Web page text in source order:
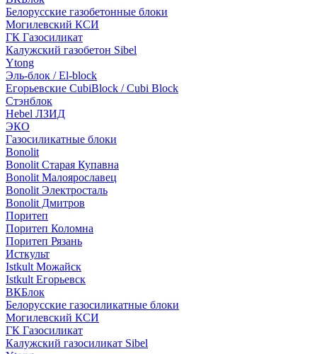
Белорусские газобетонные блоки
Могилевский КСИ
ГК Газосиликат
Калужский газобетон Sibel
Ytong
Эль-блок / El-block
Егорьевские CubiBlock / Cubi Block
Стэнблок
Hebel ЛЗИД
ЭКО
Газосиликатные блоки
Bonolit
Bonolit Старая Купавна
Bonolit Малоярославец
Bonolit Электросталь
Bonolit Дмитров
Поритеп
Поритеп Коломна
Поритеп Рязань
Исткульт
Istkult Можайск
Istkult Егорьевск
ВКБлок
Белорусские газосиликатные блоки
Могилевский КСИ
ГК Газосиликат
Калужский газосиликат Sibel